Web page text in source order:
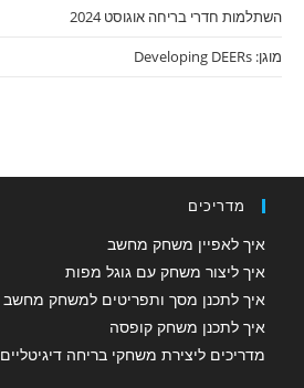
השתלמות חדרי בריחה אוגוסט 2024
מוגן: Developing DEERs
מדריכים
איך לאפיין משחק מחשב
איך ליצור משחק עם גוגל מפות
איך לתכנן מסך ותפריטים למשחק מחשב
איך לתכנן משחק קופסה
מדריכים ליצירת משחקי בריחה דיגיטליים